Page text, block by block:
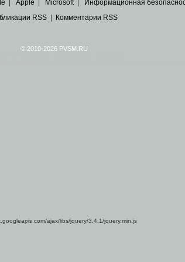
Apple Microsoft| Информационная
RSS| Комментарии RSS
© 2010-2026 PVSM.RU
ajax/libs/jquery/3.4.1/jquery.min.js